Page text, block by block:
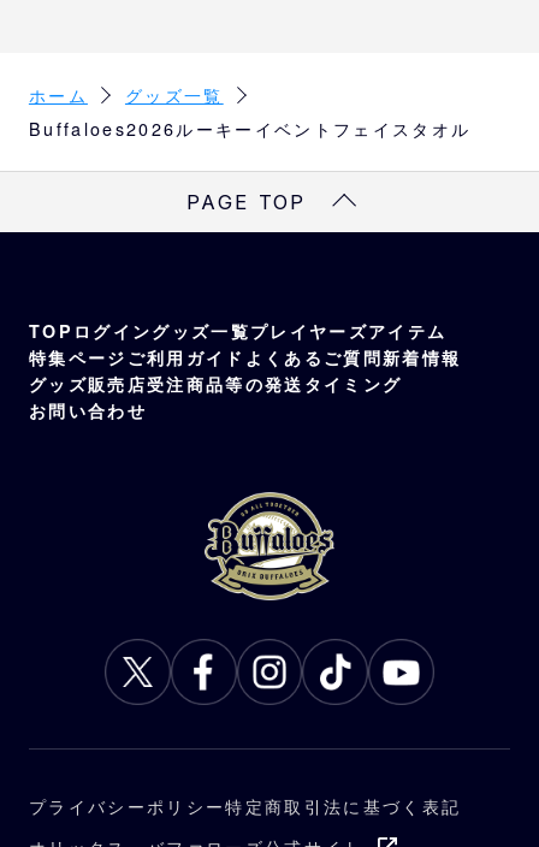
ホーム
グッズ一覧
Buffaloes2026ルーキーイベントフェイスタオル
PAGE TOP
TOP ログイングッズ一覧プレイヤーズアイテム
特集ページ ご利用ガイド よくあるご質問新着情報
グッズ販売店受注商品等の発送タイミング
お問い合わせ
プライバシーポリシー特定商取引法に基づく表記